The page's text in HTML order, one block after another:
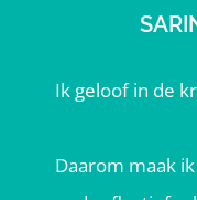
Ik geloof in de
Daarom maak